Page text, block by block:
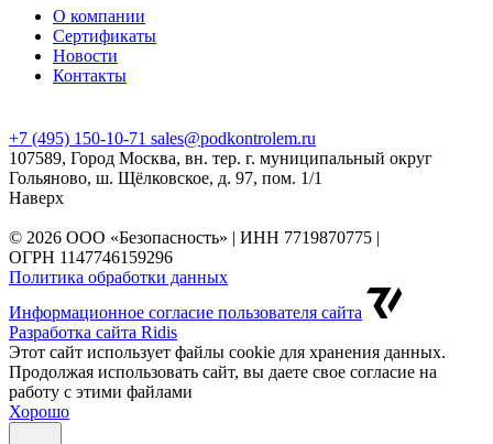
О компании
Сертификаты
Новости
Контакты
+7 (495) 150-10-71 sales@podkontrolem.ru
107589, Город Москва, вн. тер. г. муниципальный округ
Гольяново, ш. Щёлковское, д. 97, пом. 1/1
Наверх
© 2026 ООО «Безопасность» | ИНН 7719870775 |
ОГРН 1147746159296
Политика обработки данных
Информационное согласие пользователя сайта
Разработка сайта Ridis
Этот сайт использует файлы cookie для хранения данных.
Продолжая использовать сайт, вы даете свое согласие на
работу с этими файлами
Хорошо